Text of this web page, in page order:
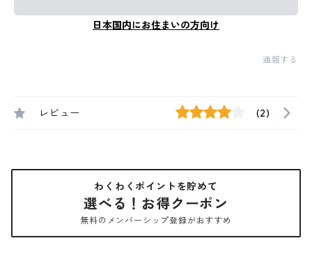
日本国内にお住まいの方向け
通報する
レビュー (2)
わくわくポイントを貯めて
選べる！お得クーポン
無料のメンバーシップ登録がおすすめ